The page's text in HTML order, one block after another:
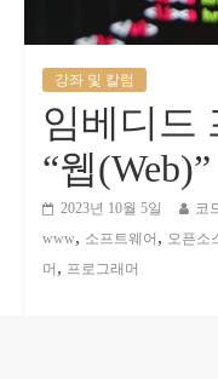
강좌 및 칼럼
임베디드
“웹
2023년 10월 5일 코
www, 소프트웨어 , 오픈소
머 , 프로그래머